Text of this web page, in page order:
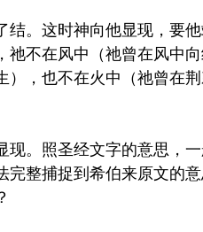
。这时神向他显现，要
不在风中（祂曾在风中
，也不在火中（祂曾在
。照圣经文字的意思，
整捕捉到希伯来原文的